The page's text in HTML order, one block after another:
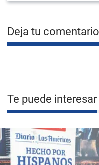
Deja tu comentario
Te puede interesar